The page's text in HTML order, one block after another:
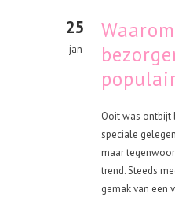
25
jan
Ooit was ontbijt
speciale
maar
trend. Steeds
gemak van een